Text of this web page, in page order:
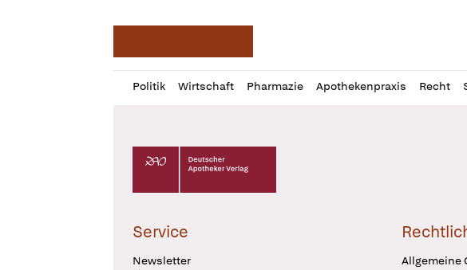
Politik Wirtschaft Pharmazie Apothekenpraxis Recht
Profil
öffnen
Daz
Pur
Deutscher Apotheker Verlag Logo
Service
Newsletter
Allgemeine